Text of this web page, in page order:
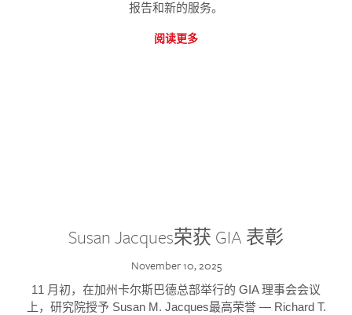
报告和新的服务。
阅读更多
Susan Jacques荣获 GIA 表彰
November 10, 2025
11 月初，在加州卡尔斯巴德总部举行的 GIA 理事会会议
上，研究院授予 Susan M. Jacques最高荣誉 — Richard T.